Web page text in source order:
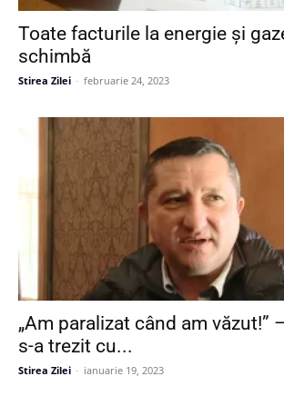
Toate facturile la energie și
schimbă
Stirea Zilei - februarie 24, 2023
„Am paralizat când am văzut!”
s-a trezit cu...
Stirea Zilei - ianuarie 19, 2023